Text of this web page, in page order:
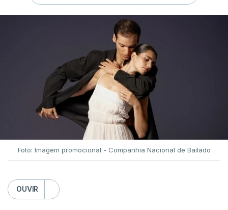
Foto: Imagem promocional - Companhia Nacional de Bailado
OUVIR